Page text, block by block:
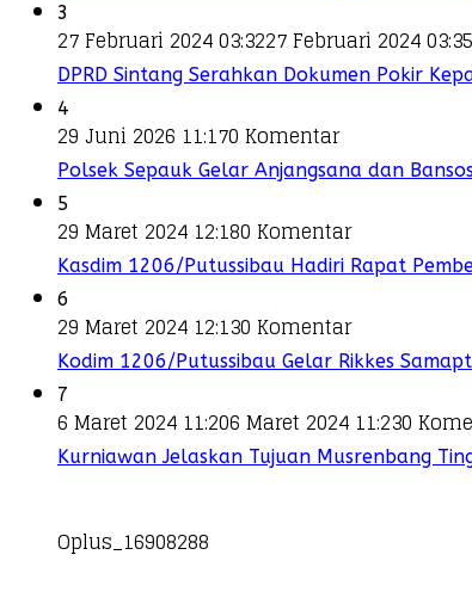
3
27 Februari 2024 03:3227 Februari 2024 03:35
DPRD Sintang Serahkan Dokumen Pokir
4
29 Juni 2026 11:170 Komentar
Polsek Sepauk Gelar Anjangsana dan
5
29 Maret 2024 12:180 Komentar
Kasdim 1206/Putussibau Hadiri Rapat
6
29 Maret 2024 12:130 Komentar
Kodim 1206/Putussibau Gelar Rikkes
7
6 Maret 2024 11:206 Maret 2024 11:230
Kurniawan Jelaskan Tujuan Musrenbang
Oplus_16908288